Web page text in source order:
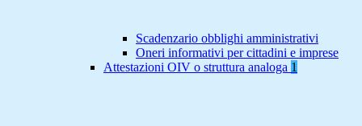
Scadenzario obblighi amministrativi
Oneri informativi per cittadini e imprese
Attestazioni OIV o struttura analoga 1